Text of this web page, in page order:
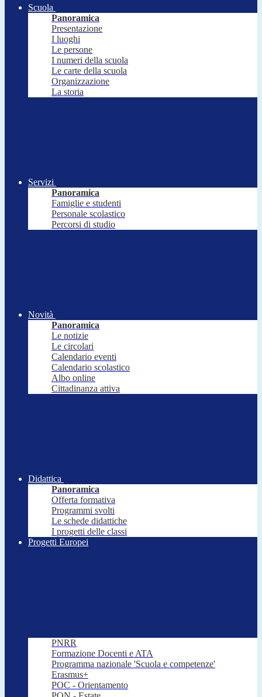
Scuola
Panoramica
Presentazione
I luoghi
Le persone
I numeri della scuola
Le carte della scuola
Organizzazione
La storia
Servizi
Panoramica
Famiglie e studenti
Personale scolastico
Percorsi di studio
Novità
Panoramica
Le notizie
Le circolari
Calendario eventi
Calendario scolastico
Albo online
Cittadinanza attiva
Didattica
Panoramica
Offerta formativa
Programmi svolti
Le schede didattiche
I progetti delle classi
Progetti Europei
PNRR
Formazione Docenti e ATA
Programma nazionale 'Scuola e competenze'
Erasmus+
POC - Orientamento